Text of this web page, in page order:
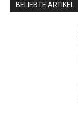
BELIEBTE ARTIKEL